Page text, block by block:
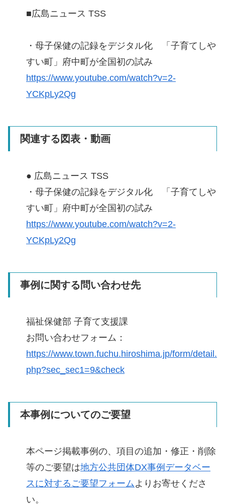
■広島ニュース TSS
・母子保健の記録をデジタル化 「子育てしや
すい町」府中町が全国初の試み
https://www.youtube.com/watch?v=2-
YCKpLy2Qg
関連する図表・動画
● 広島ニュース TSS
・母子保健の記録をデジタル化 「子育てしや
すい町」府中町が全国初の試み
https://www.youtube.com/watch?v=2-
YCKpLy2Qg
事例に関する問い合わせ先
福祉保健部 子育て支援課
お問い合わせフォーム：
https://www.town.fuchu.hiroshima.jp/form/detail.
php?sec_sec1=9&check
本事例についてのご要望
本ページ掲載事例の、項目の追加・修正・削除
等のご要望は地方公共団体DX事例データベー
スに対するご要望フォームよりお寄せくださ
い。